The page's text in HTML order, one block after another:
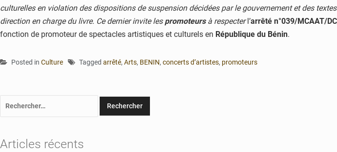
culturelles en violation des dispositions de suspension décidées par le gouvernement et des
direction en charge du livre. Ce dernier invite les promoteursà respecterl’arrêté n°039/MCAAT/
fonction de promoteur de spectacles artistiques et culturels en République du Bénin.
Posted in Culture Tagged arrêté, Arts, BENIN, concerts d’artistes, promoteurs
Articles récents